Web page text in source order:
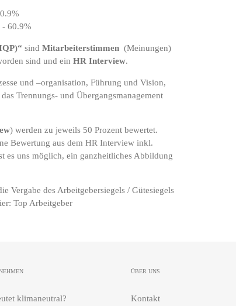
- 60.9%
sind Mitarbeiterstimmen (Meinungen)
sind und ein HR Interview.
und –organisation, Führung und Vision,
Trennungs- und Übergangsmanagement
) werden zu jeweils 50 Prozent bewertet.
Bewertung aus dem HR Interview inkl.
es uns möglich, ein ganzheitliches Abbildung
Vergabe des Arbeitgebersiegels / Gütesiegels
Top Arbeitgeber
klimaneutral?
ÜBER UNS
Kontakt